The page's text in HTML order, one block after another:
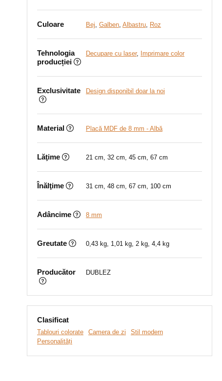
Culoare Bej, Galben, Albastru, Roz
Tehnologia
producției
Decupare cu laser, Imprimare color
Exclusivitate Design disponibil doar la noi
Material Placă MDF de 8 mm - Albă
Lăţime 21 cm, 32 cm, 45 cm, 67 cm
Înălţime 31 cm, 48 cm, 67 cm, 100 cm
Adâncime 8 mm
Greutate 0,43 kg, 1,01 kg, 2 kg, 4,4 kg
Producător DUBLEZ
Clasificat
Tablouri colorate Camera de zi
Stil modern
Personalități